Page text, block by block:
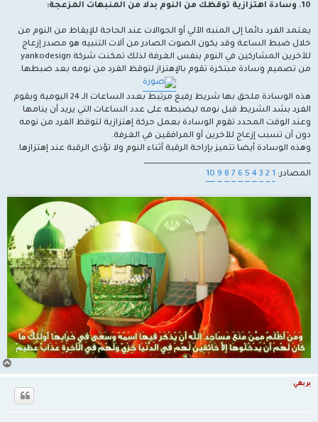
10. وسادة اهتزازية توقظك من النوم بدلا من المنبهات المزعجة:
يعتمد الفرد دائما إلى المنبه الآلي أو الجوالات عند الحاجة للإيقاظ من النوم من
خلال ضبط الساعة وقد يكون الصوت الصادر من آلات التنبيه هو مصدر إزعاج
للآخرين المشاركين في النوم بنفس الغرفة لذلك تمكنت شركة yankodesign
من تصميم وسادة مبتكرة تقوم بالإهتزاز لتوقظ الفرد من نومه بعد ضبطها.
هذه الوسادة ملحق بها شريط رفيع مرتبط بعدد الساعات الـ 24 اليومية ويقوم
الفرد بشد الشريط قبل نومه ليضبطه على عدد الساعات التي يريد أن ينامها
وعند الوقت المحدد تقوم الوسادة بعمل حركة إهتزازية لتوقظ الفرد من نومه
دون أن تسبب إزعاج للآخرين أو المرافقين في الغرفة.
وهذه الوسادة أيضا تتميز بإراحة الرقبة أثناء النوم ولا تؤذى الرقبة عند إهتزازها.
_______________________________________________
المصادر: 1
2
3
4
5
6
7
8
9
10
بربغي